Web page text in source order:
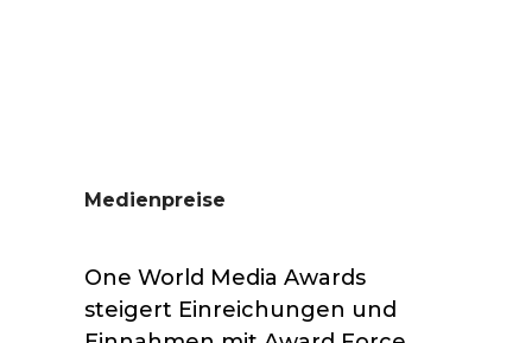
Medienpreise
One World Media Awards
steigert Einreichungen und